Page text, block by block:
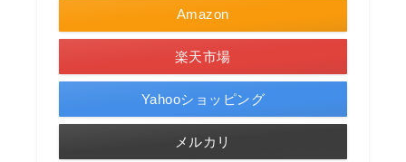
Amazon
楽天市場
Yahooショッピング
メルカリ